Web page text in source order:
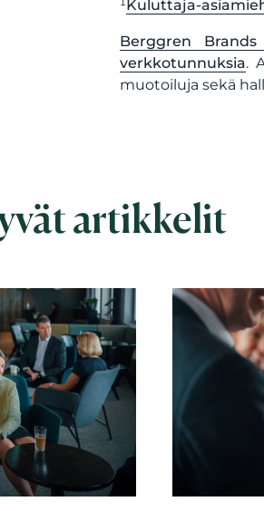
¹Kuluttaja-
Berggren
verkkotunnuksia.
muotoiluja sekä
artikkelit